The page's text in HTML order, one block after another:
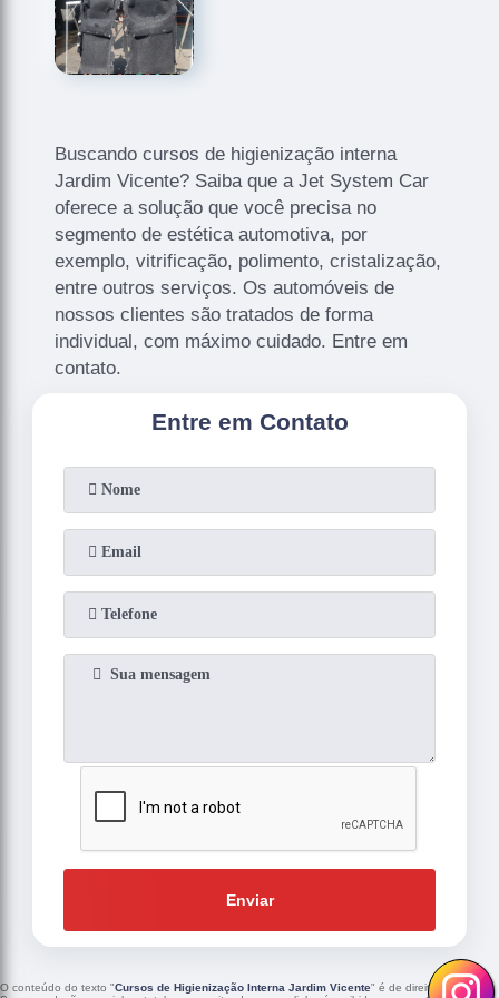
Buscando cursos de higienização interna
Jardim Vicente? Saiba que a Jet System Car
oferece a solução que você precisa no
segmento de estética automotiva, por
exemplo, vitrificação, polimento, cristalização,
entre outros serviços. Os automóveis de
nossos clientes são tratados de forma
individual, com máximo cuidado. Entre em
contato.
Entre em Contato
Enviar
O conteúdo do texto "Cursos de Higienização Interna Jardim Vicente" é de direito reservado.